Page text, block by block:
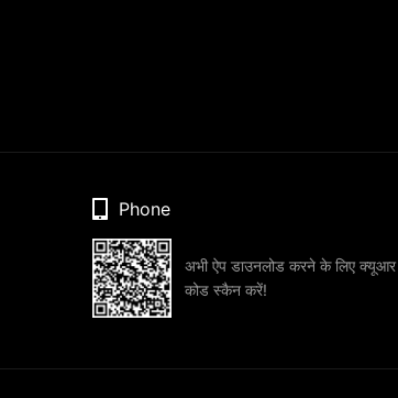
Phone
अभी ऐप डाउनलोड करने के लिए क्यूआर
कोड स्कैन करें!